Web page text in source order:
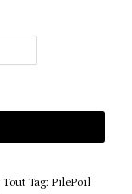
Tout Tag: PilePoil